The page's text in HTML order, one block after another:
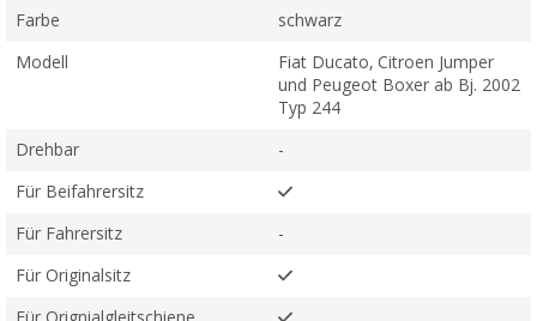
Farbe schwarz
Modell
Fiat Ducato, Citroen Jumper
und Peugeot Boxer ab Bj. 2002
Typ 244
Drehbar -
Für Beifahrersitz
Für Fahrersitz -
Für Originalsitz